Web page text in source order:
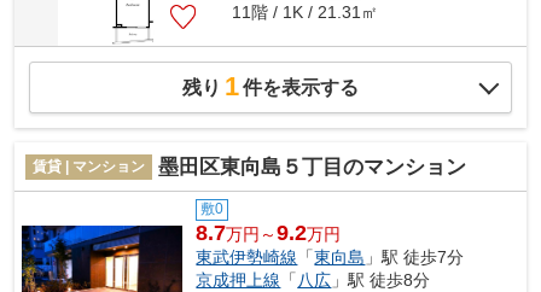
11階 / 1K / 21.31㎡
残り 1件を表示する
賃貸 | マンション 墨田区東向島５丁目のマンション
敷0
8.7万円～9.2万円
東武伊勢崎線 「東向島 」駅 徒歩7分
京成押上線 「 八広 」駅 徒歩8分